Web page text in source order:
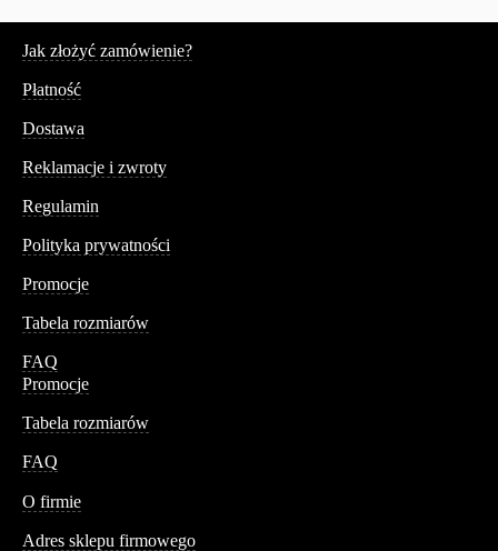
Jak złożyć zamówienie?
Płatność
Dostawa
Reklamacje i zwroty
Regulamin
Polityka prywatności
Promocje
Tabela rozmiarów
FAQ
Promocje
Tabela rozmiarów
FAQ
O firmie
Adres sklepu firmowego